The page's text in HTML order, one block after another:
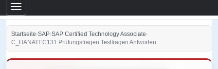
Startseite›SAP›SAP Certified Technology Associate›
C_HANATEC131 Prüfungsfragen Testfragen Antworten